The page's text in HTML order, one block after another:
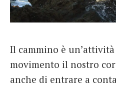
English
French
Italiano
Il cammino è
movimento il nostro
anche di entrare a